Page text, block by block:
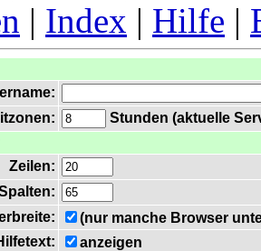
| Index | Hilfe |
Stunden (aktuelle
Zeilen:
(nur manche Browser
anzeigen